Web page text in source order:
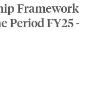
Framework
Period FY25 -